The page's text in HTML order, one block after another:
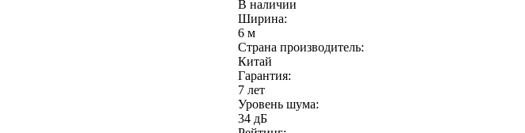
В наличии
Ширина:
6 м
Страна производитель:
Китай
Гарантия:
7 лет
Уровень шума:
34 дБ